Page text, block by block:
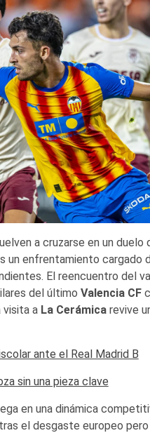
a cruzarse en un
un enfrentamiento cargado
El reencuentro del
del último Valencia CF
visita a La Cerámicarevive
ante el Real Madrid B
sin una pieza clave
en una dinámica
el desgaste europeo pero